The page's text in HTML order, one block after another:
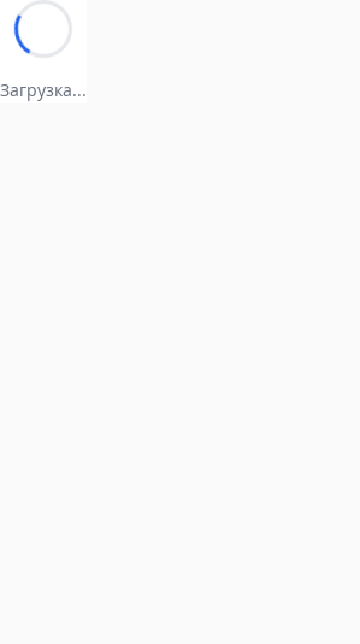
Загрузка...